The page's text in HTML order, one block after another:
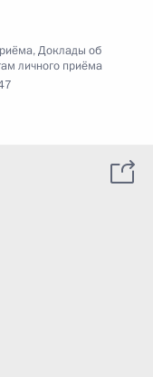
,Доклады об
личного приёма